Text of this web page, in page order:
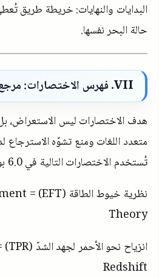
البدايات والنهايات: خريطة طريق
حالة البحر نفسها.
VII. فهرس الاختصارات:
هدف الاختصارات ليس الاستعراض،
متعدد اللغات ومنع تشوّه الاسترجاع
تُستخدم الاختصارات التالية في6.0
نظرية خيوط الطاقة (EFT)
=
Theory
انزياح نحو الأحمر لجهد الشدّ (TPR)
Redshift